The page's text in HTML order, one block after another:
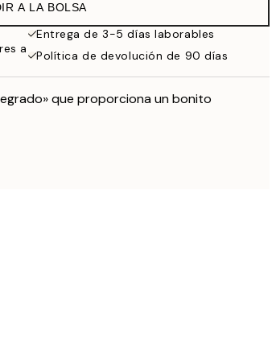
A LA BOLSA
Entrega de 3-5 días laborables
a
Política de devolución de 90 días
que proporciona un bonito